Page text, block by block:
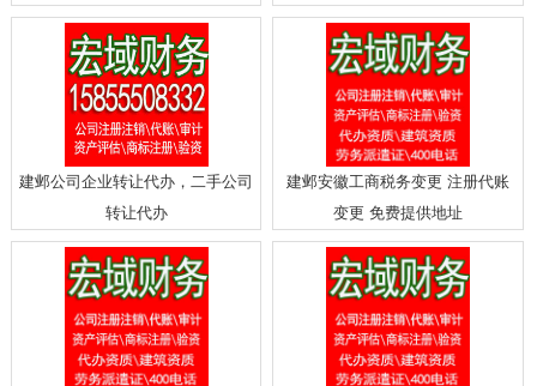
建邺公司企业转让代办，二手公司
转让代办
建邺安徽工商税务变更 注册代账
变更 免费提供地址